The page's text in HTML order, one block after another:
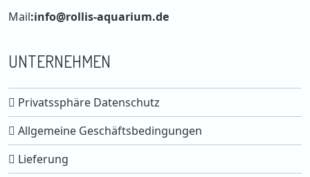
Mail:info@rollis-aquarium.de
UNTERNEHMEN
Privatssphäre Datenschutz
Allgemeine Geschäftsbedingungen
Lieferung